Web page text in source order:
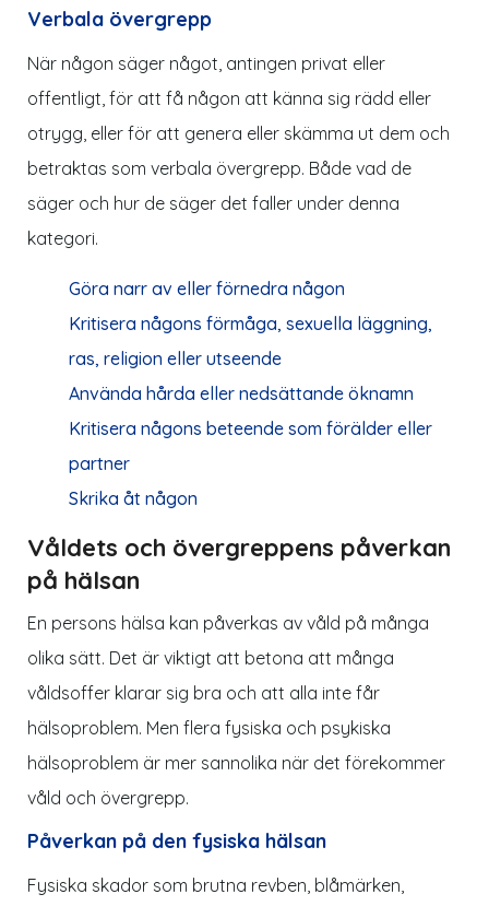
Verbala övergrepp
När någon säger något, antingen privat eller
offentligt, för att få någon att känna sig rädd eller
otrygg, eller för att genera eller skämma ut dem och
betraktas som verbala övergrepp. Både vad de
säger och hur de säger det faller under denna
kategori.
Göra narr av eller förnedra någon
Kritisera någons förmåga, sexuella läggning,
ras, religion eller utseende
Använda hårda eller nedsättande öknamn
Kritisera någons beteende som förälder eller
partner
Skrika åt någon
Våldets och övergreppens påverkan
på hälsan
En persons hälsa kan påverkas av våld på många
olika sätt. Det är viktigt att betona att många
våldsoffer klarar sig bra och att alla inte får
hälsoproblem. Men flera fysiska och psykiska
hälsoproblem är mer sannolika när det förekommer
våld och övergrepp.
Påverkan på den fysiska hälsan
Fysiska skador som brutna revben, blåmärken,